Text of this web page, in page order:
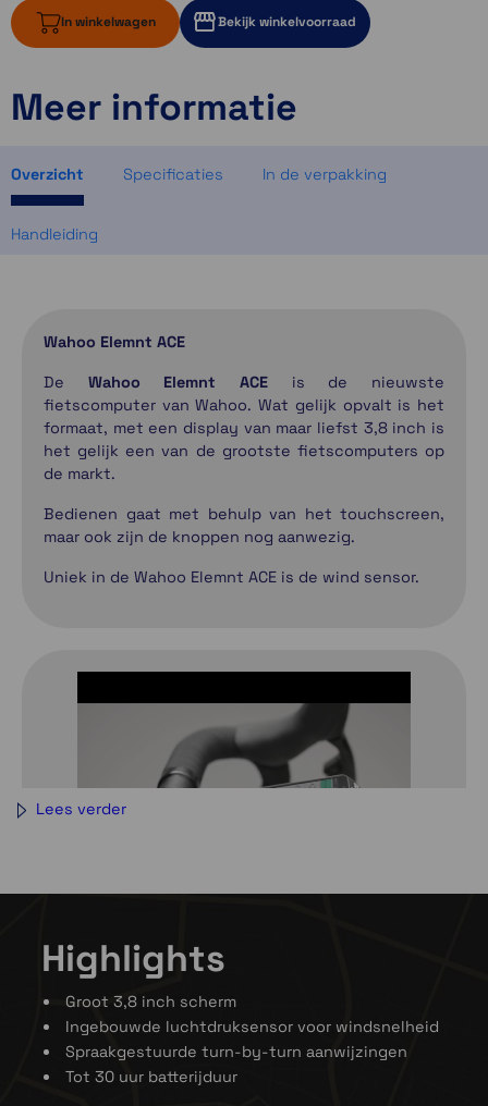
In winkelwagen Bekijk winkelvoorraad
1 op voorraad
Momenteel even niet op voorraad
Meer informatie
Overzicht Specificaties In de verpakking
Handleiding
Wahoo Elemnt ACE
De Wahoo Elemnt ACE is de nieuwste
fietscomputer van Wahoo. Wat gelijk opvalt is het
formaat, met een display van maar liefst 3,8 inch is
het gelijk een van de grootste fietscomputers op
de markt.
Bedienen gaat met behulp van het touchscreen,
maar ook zijn de knoppen nog aanwezig.
Uniek in de Wahoo Elemnt ACE is de wind sensor.
Lees verder
Highlights
Groot 3,8 inch scherm
Ingebouwde luchtdruksensor voor windsnelheid
Spraakgestuurde turn-by-turn aanwijzingen
Tot 30 uur batterijduur